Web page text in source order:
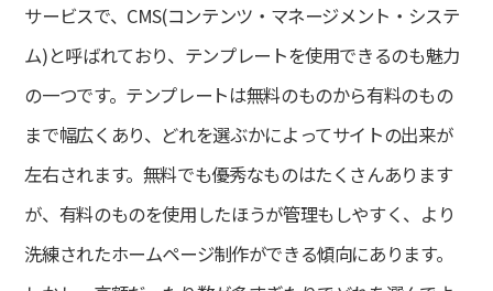
サービスで、CMS(コンテンツ・マネージメント・システ
ム)と呼ばれており、テンプレートを使用できるのも魅力
の一つです。テンプレートは無料のものから有料のもの
まで幅広くあり、どれを選ぶかによってサイトの出来が
左右されます。無料でも優秀なものはたくさんあります
が、有料のものを使用したほうが管理もしやすく、より
洗練されたホームページ制作ができる傾向にあります。